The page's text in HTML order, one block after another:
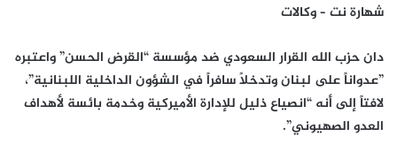
شهارة نت – وكالات
دان حزب الله القرار السعودي ضد مؤسسة “القرض الحسن” واعتبره
‏”عدواناً على لبنان وتدخلاً سافراً في الشؤون الداخلية اللبنانية”،
لافتاً إلى أنه “انصياع ‏ذليل للإدارة الأميركية وخدمة بائسة لأهداف
العدو الصهيوني”.